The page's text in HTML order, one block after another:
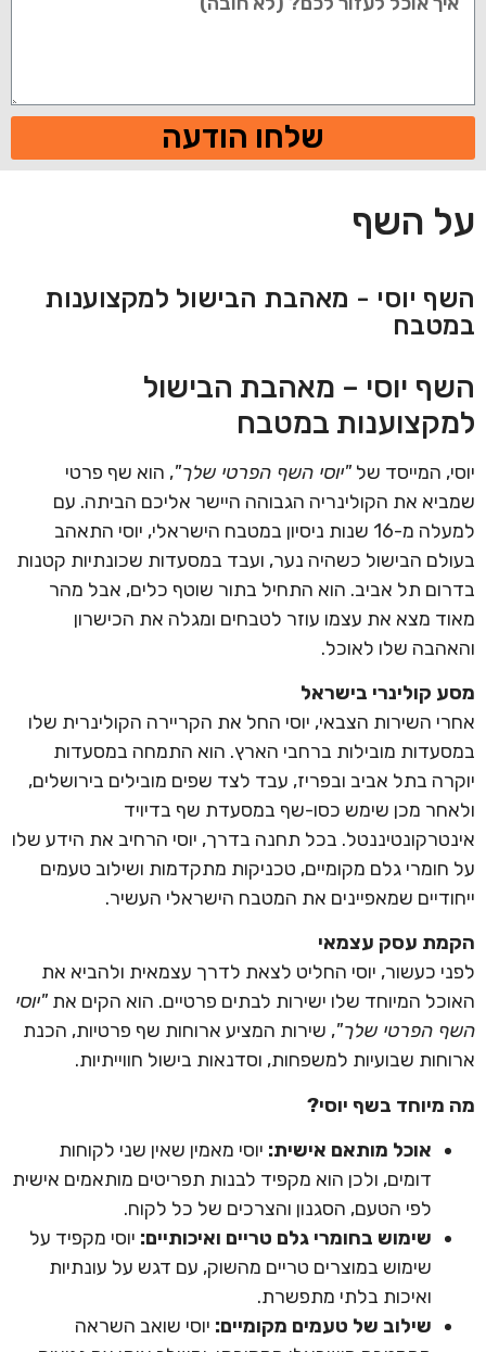
שלחו הודעה
על השף
השף יוסי - מאהבת הבישול למקצוענות
במטבח
השף יוסי – מאהבת הבישול
למקצוענות במטבח
יוסי, המייסד של "יוסי השף הפרטי שלך", הוא שף פרטי
שמביא את הקולינריה הגבוהה היישר אליכם הביתה. עם
למעלה מ-16 שנות ניסיון במטבח הישראלי, יוסי התאהב
בעולם הבישול כשהיה נער, ועבד במסעדות שכונתיות קטנות
בדרום תל אביב. הוא התחיל בתור שוטף כלים, אבל מהר
מאוד מצא את עצמו עוזר לטבחים ומגלה את הכישרון
והאהבה שלו לאוכל.
מסע קולינרי בישראל
אחרי השירות הצבאי, יוסי החל את הקריירה הקולינרית שלו
במסעדות מובילות ברחבי הארץ. הוא התמחה במסעדות
יוקרה בתל אביב ובפריז, עבד לצד שפים מובילים בירושלים,
ולאחר מכן שימש כסו-שף במסעדת שף בדיויד
אינטרקונטיננטל. בכל תחנה בדרך, יוסי הרחיב את הידע שלו
על חומרי גלם מקומיים, טכניקות מתקדמות ושילוב טעמים
ייחודיים שמאפיינים את המטבח הישראלי העשיר.
הקמת עסק עצמאי
לפני כעשור, יוסי החליט לצאת לדרך עצמאית ולהביא את
האוכל המיוחד שלו ישירות לבתים פרטיים. הוא הקים את "יוסי
השף הפרטי שלך", שירות המציע ארוחות שף פרטיות, הכנת
ארוחות שבועיות למשפחות, וסדנאות בישול חווייתיות.
מה מיוחד בשף יוסי?
אוכל מותאם אישית: יוסי מאמין שאין שני לקוחות
דומים, ולכן הוא מקפיד לבנות תפריטים מותאמים אישית
לפי הטעם, הסגנון והצרכים של כל לקוח.
שימוש בחומרי גלם טריים ואיכותיים: יוסי מקפיד על
שימוש במוצרים טריים מהשוק, עם דגש על עונתיות
ואיכות בלתי מתפשרת.
שילוב של טעמים מקומיים: יוסי שואב השראה